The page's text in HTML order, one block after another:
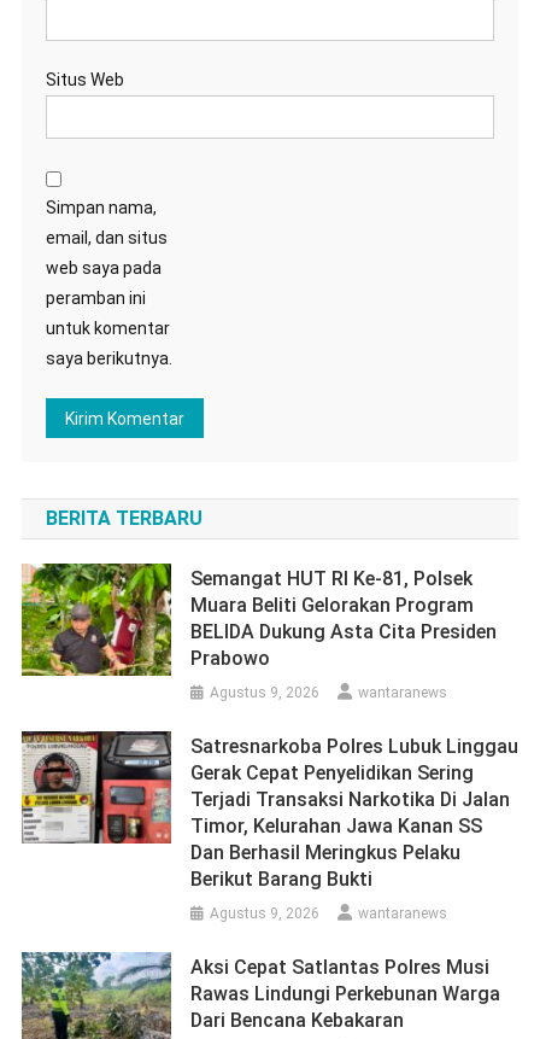
Situs Web
Simpan nama,
email, dan situs
web saya pada
peramban ini
untuk komentar
saya berikutnya.
BERITA TERBARU
Semangat HUT RI Ke-81, Polsek
Muara Beliti Gelorakan Program
BELIDA Dukung Asta Cita Presiden
Prabowo
Agustus 9, 2026 wantaranews
Satresnarkoba Polres Lubuk Linggau
Gerak Cepat Penyelidikan Sering
Terjadi Transaksi Narkotika Di Jalan
Timor, Kelurahan Jawa Kanan SS
Dan Berhasil Meringkus Pelaku
Berikut Barang Bukti
Agustus 9, 2026 wantaranews
Aksi Cepat Satlantas Polres Musi
Rawas Lindungi Perkebunan Warga
Dari Bencana Kebakaran